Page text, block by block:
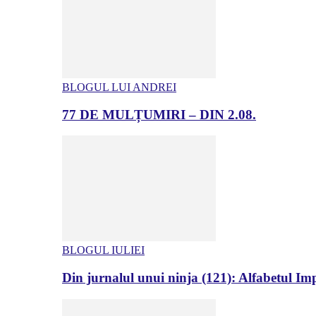
BLOGUL LUI ANDREI
77 DE MULȚUMIRI – DIN 2.08.
BLOGUL IULIEI
Din jurnalul unui ninja (121): Alfabetul